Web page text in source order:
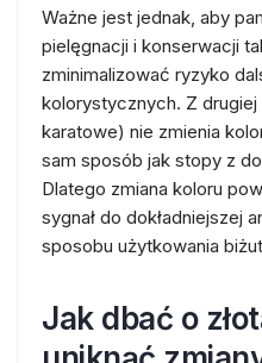
Ważne jest jednak, aby
pielęgnacji i konserwacji
zminimalizować ryzyko
kolorystycznych. Z
karatowe) nie zmienia
sam sposób jak stopy z
Dlatego zmiana koloru
sygnał do dokładniejszej
sposobu użytkowania
Jak dbać o